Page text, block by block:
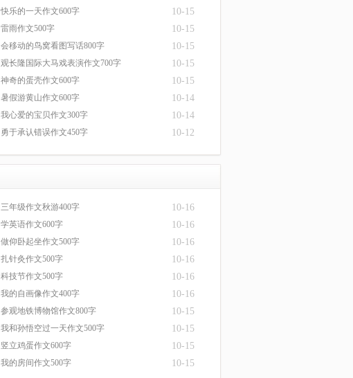
快乐的一天作文600字 10-15
雷雨作文500字 10-15
会移动的鸟窝看图写话800字 10-15
观长隆国际大马戏表演作文700字 10-15
神奇的蛋壳作文600字 10-15
暑假游黄山作文600字 10-14
我心爱的宝贝作文300字 10-14
勇于承认错误作文450字 10-12
三年级作文秋游400字 10-16
学英语作文600字 10-16
做仰卧起坐作文500字 10-16
扎针灸作文500字 10-16
科技节作文500字 10-16
我的自画像作文400字 10-16
参观地铁博物馆作文800字 10-15
我和孙悟空过一天作文500字 10-15
竖立鸡蛋作文600字 10-15
我的房间作文500字 10-15